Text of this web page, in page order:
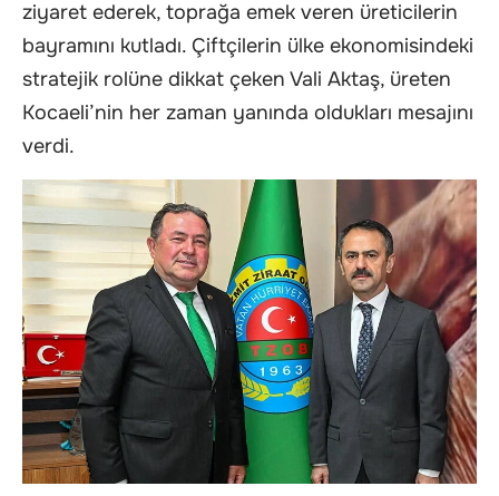
ziyaret ederek, toprağa emek veren üreticilerin
bayramını kutladı. Çiftçilerin ülke ekonomisindeki
stratejik rolüne dikkat çeken Vali Aktaş, üreten
Kocaeli’nin her zaman yanında oldukları mesajını
verdi.